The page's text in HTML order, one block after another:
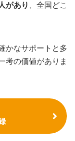
があり
、全国どこ
かなサポートと多
考の価値がありま